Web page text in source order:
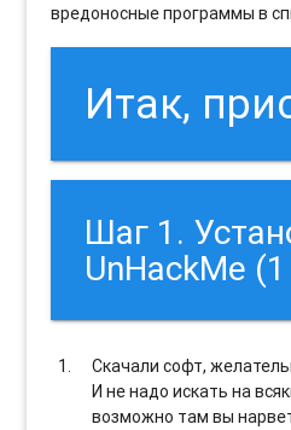
вредоносные программы в
Итак,
Шаг 1.
UnHackMe
Скачали софт,
И не надо искать на
возможно там вы